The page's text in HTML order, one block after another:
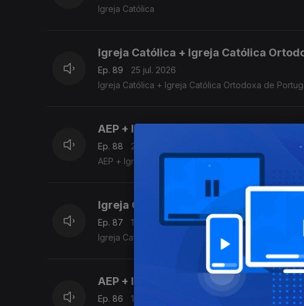
Igreja Católica
Igreja Católica + Igreja Católica
Ep. 89
25 jul. 2026
Igreja Católica + Igreja Católica Ortodoxa de
AEP + Igreja Católica
Ep. 88
23 jul. 2026
AEP + Igreja Católica
Igreja Católica
Ep. 87
19 jul. 2026
Igreja Católica
AEP + Igreja Católica
Ep. 86
18 jul. 2026